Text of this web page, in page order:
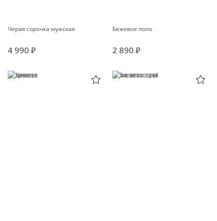
Черая сорочка мужская
4 990 ₽
Бежевое поло
2 890 ₽